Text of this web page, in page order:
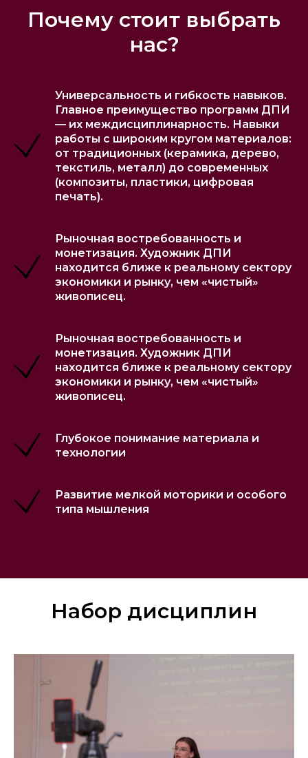
Почему стоит выбрать
нас?
Универсальность и гибкость навыков.
Главное преимущество программ ДПИ
— их междисциплинарность. Навыки
работы с широким кругом материалов:
от традиционных (керамика, дерево,
текстиль, металл) до современных
(композиты, пластики, цифровая
печать).
Рыночная востребованность и
монетизация. Художник ДПИ
находится ближе к реальному сектору
экономики и рынку, чем «чистый»
живописец.
Рыночная востребованность и
монетизация. Художник ДПИ
находится ближе к реальному сектору
экономики и рынку, чем «чистый»
живописец.
Глубокое понимание материала и
технологии
Развитие мелкой моторики и особого
типа мышления
Набор дисциплин